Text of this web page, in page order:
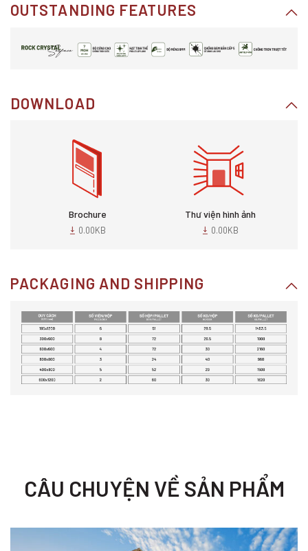
OUTSTANDING FEATURES
DOWNLOAD
Brochure
0.00KB
Thư viện hình ảnh
0.00KB
PACKAGING AND SHIPPING
CÂU CHUYỆN VỀ SẢN PHẨM